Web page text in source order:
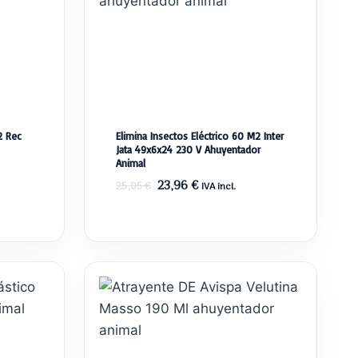
Rec
Elimina Insectos Eléctrico 60 M2 Inter
Jata 49x6x24 230 V Ahuyentador
Animal
25,05€ El
era:
25,05 €.
23,96€El
es:
23,96 €.
IVA incl.